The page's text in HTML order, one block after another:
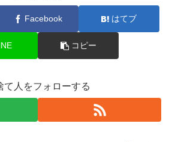
Facebook はてブ
コピー
て人をフォローする